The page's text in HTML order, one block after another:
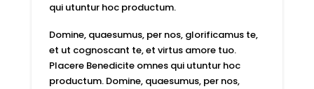
qui utuntur hoc productum.
Domine, quaesumus, per nos, glorificamus te,
et ut cognoscant te, et virtus amore tuo.
Placere Benedicite omnes qui utuntur hoc
productum. Domine, quaesumus, per nos,